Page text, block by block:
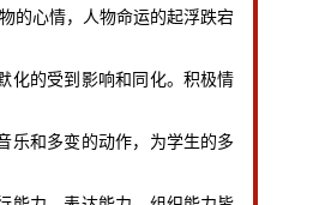
的心情，人物命运的起浮跌宕
的受到影响和同化。积极情
和多变的动作，为学生的多